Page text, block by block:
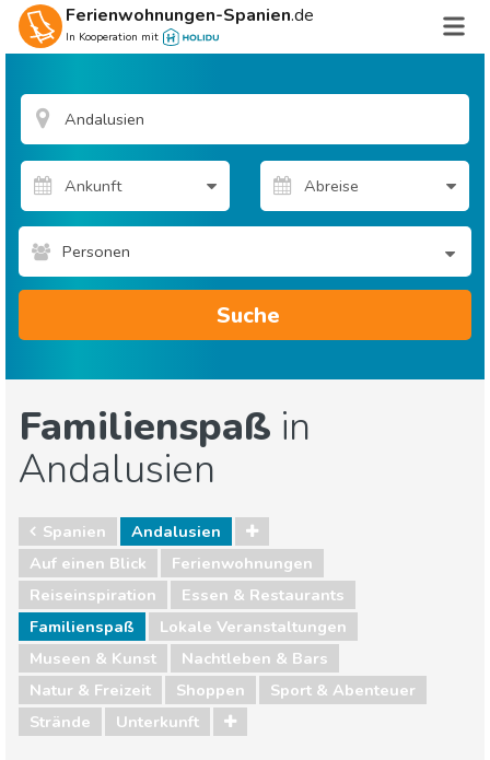
Ferienwohnungen-Spanien.de
In Kooperation mit
Personen
Suche
Familienspaß in
Andalusien
Spanien
Andalusien
Auf einen Blick
Ferienwohnungen
Reiseinspiration
Essen & Restaurants
Familienspaß
Lokale Veranstaltungen
Museen & Kunst
Nachtleben & Bars
Natur & Freizeit
Shoppen
Sport & Abenteuer
Strände
Unterkunft